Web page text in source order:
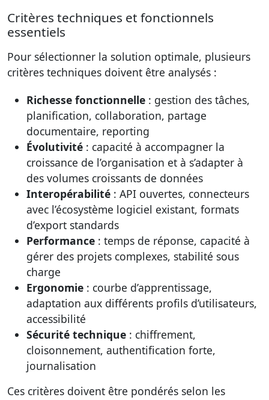
Critères techniques et fonctionnels
essentiels
Pour sélectionner la solution optimale, plusieurs
critères techniques doivent être analysés :
Richesse fonctionnelle : gestion des tâches,
planification, collaboration, partage
documentaire, reporting
Évolutivité : capacité à accompagner la
croissance de l’organisation et à s’adapter à
des volumes croissants de données
Interopérabilité : API ouvertes, connecteurs
avec l’écosystème logiciel existant, formats
d’export standards
Performance : temps de réponse, capacité à
gérer des projets complexes, stabilité sous
charge
Ergonomie : courbe d’apprentissage,
adaptation aux différents profils d’utilisateurs,
accessibilité
Sécurité technique : chiffrement,
cloisonnement, authentification forte,
journalisation
Ces critères doivent être pondérés selon les